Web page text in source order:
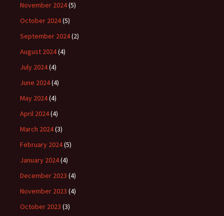
November 2024(5)
October 2024(5)
September 2024(2)
August 2024(4)
July 2024(4)
June 2024(4)
May 2024(4)
April 2024(4)
March 2024(3)
February 2024(5)
January 2024(4)
December 2023 (4)
November 2023 (4)
October 2023 (3)